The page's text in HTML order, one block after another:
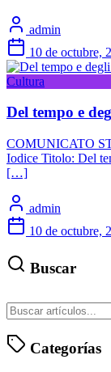
admin
10 de octubre,
Cultura
Del tempo e
COMUNICATO
Iodice Titolo: Del
[…]
admin
10 de octubre,
Buscar
Categorías